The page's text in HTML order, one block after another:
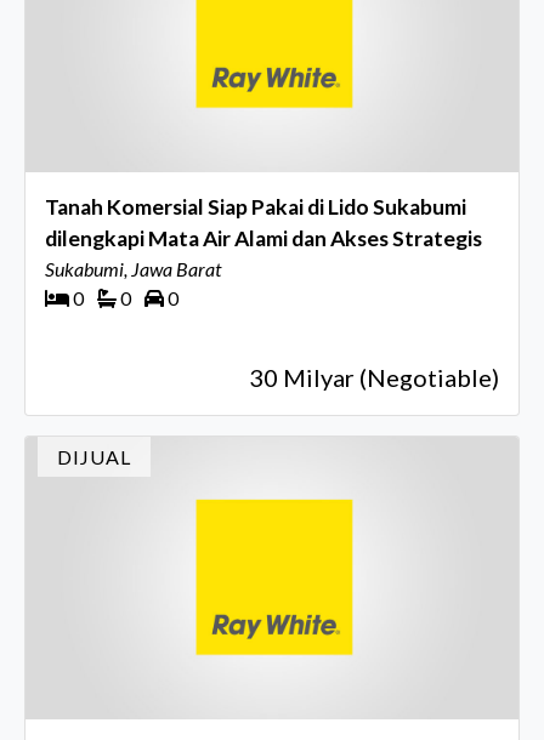
Tanah Komersial Siap Pakai di Lido Sukabumi
dilengkapi Mata Air Alami dan Akses Strategis
Sukabumi, Jawa Barat
0
0 0
30 Milyar (Negotiable)
DIJUAL